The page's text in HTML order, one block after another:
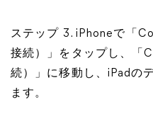
ステップ 3. iPhoneで「
接続）」をタップし、「
続）」に移動し、iPadの
ます。